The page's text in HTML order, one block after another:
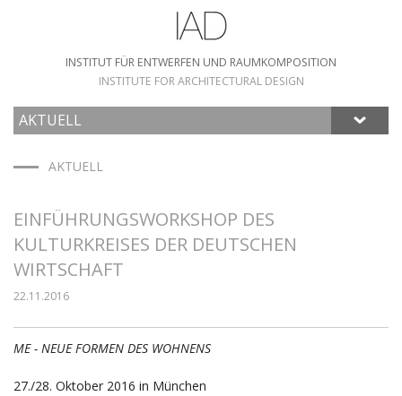
INSTITUT FÜR ENTWERFEN UND RAUMKOMPOSITION
INSTITUTE FOR ARCHITECTURAL DESIGN
AKTUELL
HOME
AKTUELL
EINFÜHRUNGSWORKSHOP DES
KULTURKREISES DER DEUTSCHEN
WIRTSCHAFT
22.11.2016
ME - NEUE FORMEN DES WOHNENS
27./28. Oktober 2016 in München